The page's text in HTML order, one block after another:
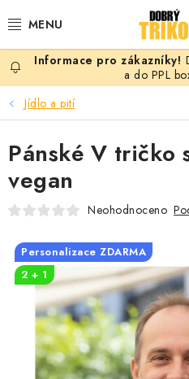
na
PRO ŽENY
PRO MUŽE
PRO DĚTI
DOPLŇKY
PRO PÁRY
VLASTNÍ MOTIV
TRIČKA
MIKINY
a do PPL
Jídlo a pití
Pánské V tričko
vegan
Neohodnoceno
Personalizace ZDARMA
2 + 1